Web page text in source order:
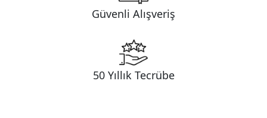
Güvenli Alışveriş
50 Yıllık Tecrübe